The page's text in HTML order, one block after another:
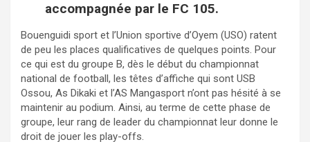
accompagnée par le FC 105.
Bouenguidi sport et l’Union sportive d’Oyem (USO) ratent
de peu les places qualificatives de quelques points. Pour
ce qui est du groupe B, dès le début du championnat
national de football, les têtes d’affiche qui sont USB
Ossou, As Dikaki et l’AS Mangasport n’ont pas hésité à se
maintenir au podium. Ainsi, au terme de cette phase de
groupe, leur rang de leader du championnat leur donne le
droit de jouer les play-offs.